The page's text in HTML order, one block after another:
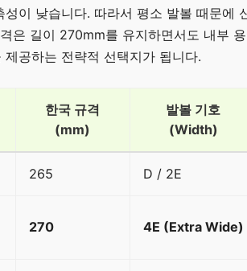
성이 낮습니다. 따라서 평소 발볼 때문에
은 길이 270mm를 유지하면서도 내부
제공하는 전략적 선택지가 됩니다.
한국 규격
(mm)
발볼 기호
(Width)
265 D / 2E
270 4E (Extra Wide)